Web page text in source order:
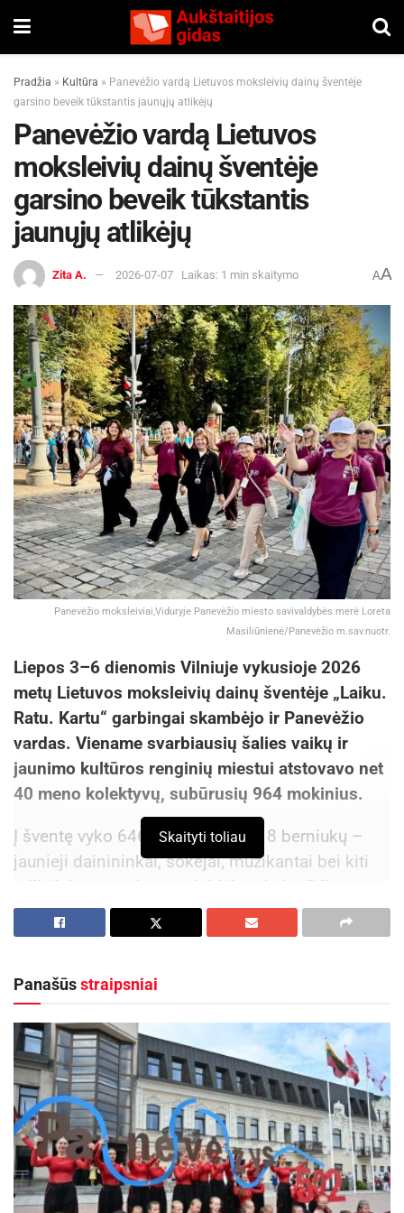
Pradžia » Kultūra » Panevėžio vardą Lietuvos moksleivių dainų šventėje
garsino beveik tūkstantis jaunųjų atlikėjų
Panevėžio vardą Lietuvos
moksleivių dainų šventėje
garsino beveik tūkstantis
jaunųjų atlikėjų
Zita A. 2026-07-07 Laikas: 1 min skaitymo AA
Panevėžio moksleiviai,Viduryje Panevėžio miesto savivaldybės merė Loreta
Masiliūnienė/Panevėžio m.sav.nuotr.
Liepos 3–6 dienomis Vilniuje vykusioje 2026
metų Lietuvos moksleivių dainų šventėje „Laiku.
Ratu. Kartu“ garbingai skambėjo ir Panevėžio
vardas. Viename svarbiausių šalies vaikų ir
jaunimo kultūros renginių miestui atstovavo net
40 meno kolektyvų, subūrusių 964 mokinius.
Į šventę vyko 646 mergaitės ir 318 berniukų –
jaunieji dainininkai, šokėjai, muzikantai bei kiti
atlikėjai, savo talentu prisidėję prie įspūdingos
Lietuvos moksleivių dainų šventės programos.
Panevėžio delegacija buvo viena gausiausių tarp
Keturias dienas vykusiuose šventės renginiuose
Panevėžiui atstovavo chorai, pučiamųjų, liaudies
ir tautinių instrumentų orkestrai bei ansambliai,
akordeonininkai, tautinių ir šiuolaikinių šokių
kolektyvai iš miesto ugdymo įstaigų, kultūros
organizacijų ir neformaliojo vaikų švietimo
įstaigų. Jaunieji panevėžiečiai dalyvavo
koncertuose, šokių ir dainų programose, drauge
su tūkstančiais bendraamžių iš visos Lietuvos.
Skaityti toliau
Panašūsstraipsniai